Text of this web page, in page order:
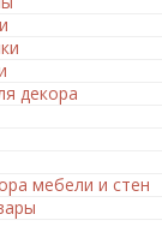
декора
мебели и стен